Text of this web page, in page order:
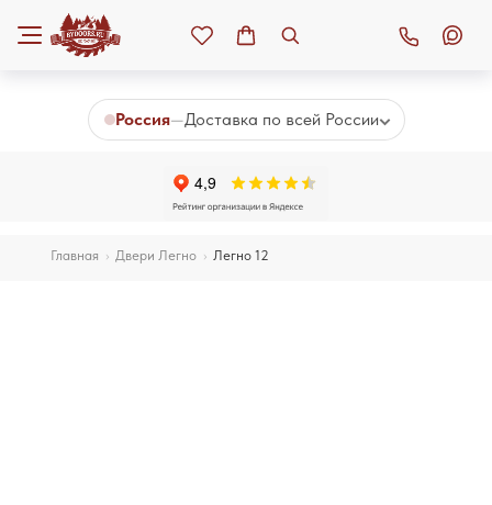
К основному контенту
Россия—Доставка по всей России
Главная › Двери Легно › Легно 12